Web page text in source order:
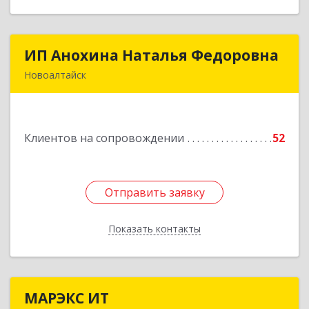
ИП Анохина Наталья Федоровна
Новоалтайск
Клиентов на сопровождении 52
Отправить заявку
Показать контакты
ИП Анохина Наталья Федоровна
Подробнее
Отправить заявку
Назад
МАРЭКС ИТ